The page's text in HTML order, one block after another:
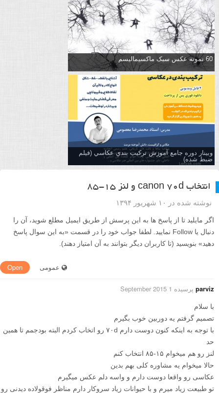
60 نمونه عکس سبک ماکسیمالیسم
وبینار دوره جامع آموزش تركيب بندي عكاسي (فیلم
ضبط شده)
انتخاب canon 70d و لنز ۱۵-۸۵
نوشته شده در ۱۰ شهریور ۱۳۹۴
اگر مایلید تا از پاسخ ها به این پرسش از طریق ایمیل مطلع شوید، آن را
دنبال یا Follow نمایید. لطفا جواب خود را در قسمت «به این سوال پاسخ
دهید» بنویسید (تا کاربران دیگر بتوانند به آن امتیاز دهند).
Open عمومی
parviz پرسیده 1 September 2015
با سلام
تصمیم گرفتم یه دوربین خوب بگیرم
با توجه به اینکه کنون دوست دارم ۷۰d رو اتخاب کردم البته بودجمم تا همین
حد
لنز رو هم میخوام ۱۵-۸۵ انتخاب کنم
حالا میخوام یه مشاوره کلی بهم بدین
عکاسی رو واقعا دوست دارم و واسه دلم عکس میگیرم
تو طبیعت زیاد میرم و با حیوانات زیاد سروکار دارم مناظر فوقولاده دیدنی رو